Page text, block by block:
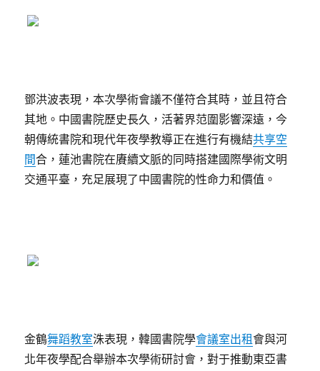
鄧洪波表現，本次學術會議不僅符合其時，並且符合
其地。中國書院歷史長久，活著界范圍影響深遠，今
朝傳統書院和現代年夜學教導正在進行有機結共享空
間合，蓮池書院在賡續文脈的同時搭建國際學術文明
交通平臺，充足展現了中國書院的性命力和價值。
金鶴舞蹈教室洙表現，韓國書院學會議室出租會與河
北年夜學配合舉辦本次學術研討會，對于推動東亞書